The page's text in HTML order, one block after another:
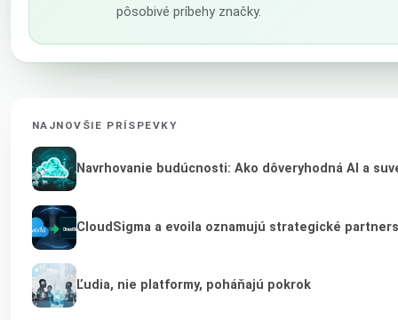
pôsobivé príbehy značky.
NAJNOVŠIE PRÍSPEVKY
Navrhovanie budúcnosti: Ako dôveryhodná AI a
CloudSigma a evoila oznamujú strategické
Ľudia, nie platformy, poháňajú pokrok